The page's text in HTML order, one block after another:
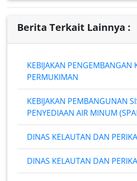
Berita Terkait Lainnya :
KEBIJAKAN PENGEMBANGAN
PERMUKIMAN
KEBIJAKAN PEMBANGUNAN
PENYEDIAAN AIR MINUM
DINAS KELAUTAN DAN
DINAS KELAUTAN DAN